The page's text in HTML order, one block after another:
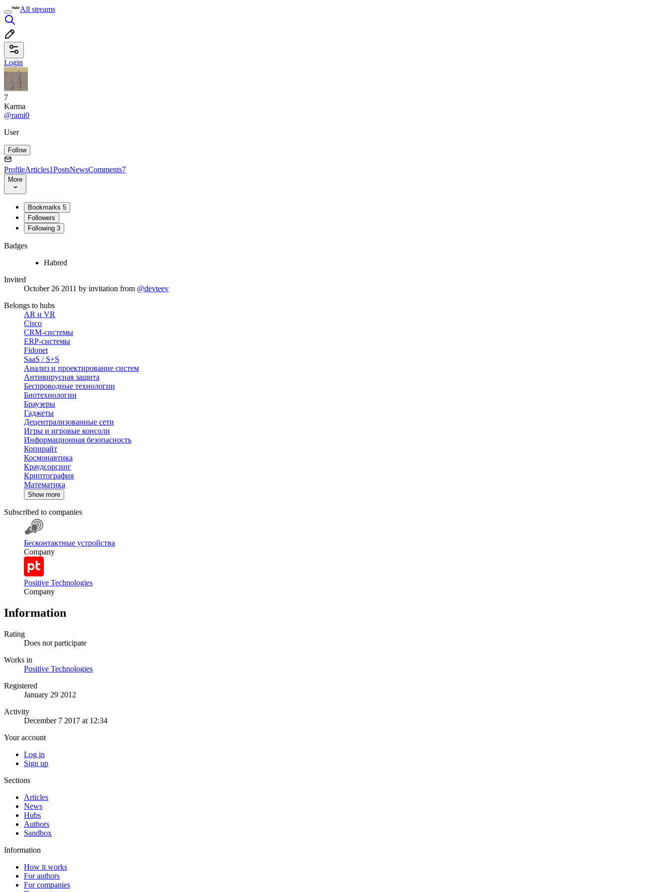
All streams
Login
7
Karma
@rami0
User
Follow
ProfileArticles1PostsNewsComments7
More
Bookmarks 5
Followers
Following 3
Badges
Habred
Invited
October 26 2011 by invitation from @devteev
Belongs to hubs
AR и VR
Cisco
CRM-системы
ERP-системы
Fidonet
SaaS / S+S
Анализ и проектирование систем
Антивирусная защита
Беспроводные технологии
Биотехнологии
Браузеры
Гаджеты
Децентрализованные сети
Игры и игровые консоли
Информационная безопасность
Копирайт
Космонавтика
Краудсорсинг
Криптография
Математика
Show more
Subscribed to companies
Бесконтактные устройства
Company
Positive Technologies
Company
Information
Rating
Does not participate
Works in
Positive Technologies
Registered
January 29 2012
Activity
December 7 2017 at 12:34
Your account
Log in
Sign up
Sections
Articles
News
Hubs
Authors
Sandbox
Information
How it works
For authors
For companies